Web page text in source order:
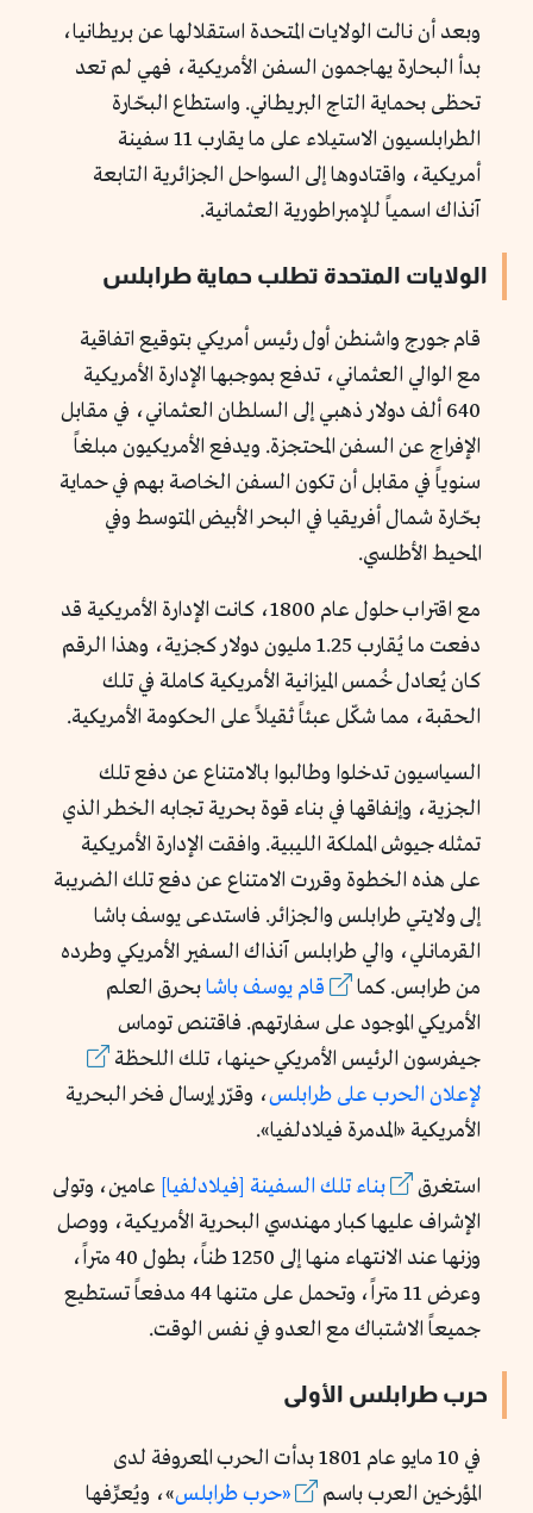
وبعد أن نالت الولايات المتحدة استقلالها عن بريطانيا،
بدأ البحارة يهاجمون السفن الأمريكية، فهي لم تعد
تحظى بحماية التاج البريطاني. واستطاع البحّارة
الطرابلسيون الاستيلاء على ما يقارب 11 سفينة
أمريكية، واقتادوها إلى السواحل الجزائرية التابعة
آنذاك اسمياً للإمبراطورية العثمانية.
الولايات المتحدة تطلب حماية طرابلس
قام جورج واشنطن أول رئيس أمريكي بتوقيع اتفاقية
مع الوالي العثماني، تدفع بموجبها الإدارة الأمريكية
640 ألف دولار ذهبي إلى السلطان العثماني، في مقابل
الإفراج عن السفن المحتجزة. ويدفع الأمريكيون مبلغاً
سنوياً في مقابل أن تكون السفن الخاصة بهم في حماية
بحّارة شمال أفريقيا في البحر الأبيض المتوسط وفي
المحيط الأطلسي.
مع اقتراب حلول عام 1800، كانت الإدارة الأمريكية قد
دفعت ما يُقارب 1.25 مليون دولار كجزية، وهذا الرقم
كان يُعادل خُمس الميزانية الأمريكية كاملة في تلك
الحقبة، مما شكّل عبئاً ثقيلاً على الحكومة الأمريكية.
السياسيون تدخلوا وطالبوا بالامتناع عن دفع تلك
الجزية، وإنفاقها في بناء قوة بحرية تجابه الخطر الذي
تمثله جيوش المملكة الليبية. وافقت الإدارة الأمريكية
على هذه الخطوة وقررت الامتناع عن دفع تلك الضريبة
إلى ولايتي طرابلس والجزائر. فاستدعى يوسف باشا
القرمانلي، والي طرابلس آنذاك السفير الأمريكي وطرده
من طرابس. كما
قام يوسف باشابحرق العلم
الأمريكي الموجود على سفارتهم. فاقتنص توماس
جيفرسون الرئيس الأمريكي حينها، تلك اللحظة
لإعلان الحرب على طرابلس، وقرّر إرسال فخر البحرية
الأمريكية «المدمرة فيلادلفيا».
استغرق بناء تلك السفينة [فيلادلفيا] عامين، وتولى
الإشراف عليها كبار مهندسي البحرية الأمريكية، ووصل
وزنها عند الانتهاء منها إلى 1250 طناً، بطول 40 متراً،
وعرض 11 متراً، وتحمل على متنها 44 مدفعاً تستطيع
جميعاً الاشتباك مع العدو في نفس الوقت.
حرب طرابلس الأولى
في 10 مايو عام 1801 بدأت الحرب المعروفة لدى
المؤرخين العرب باسم
«حرب طرابلس»، ويُعرِّفها